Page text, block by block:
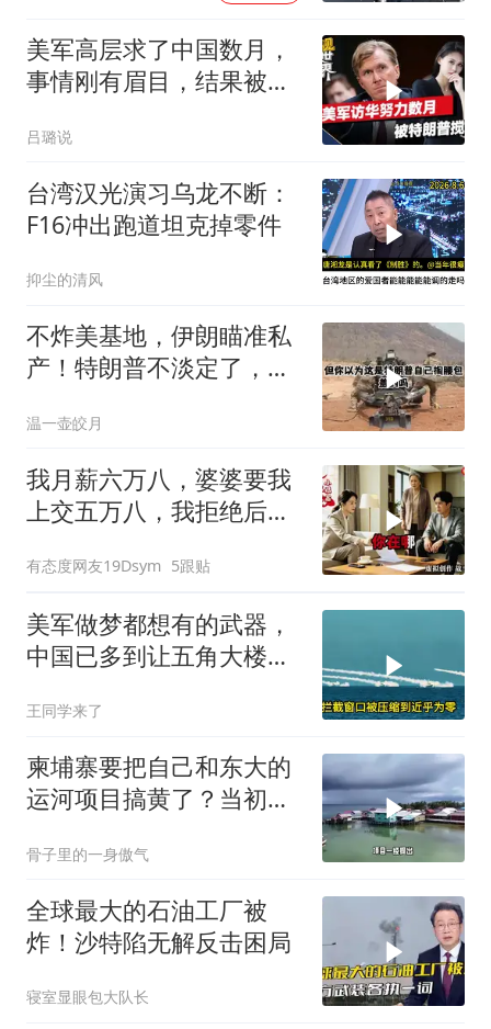
美军高层求了中国数月，
事情刚有眉目，结果被特
吕璐说
台湾汉光演习乌龙不断：
F16冲出跑道坦克掉零件
抑尘的清风
不炸美基地，伊朗瞄准私
产！特朗普不淡定了，被
温一壶皎月
我月薪六万八，婆婆要我
上交五万八，我拒绝后她
离婚
有态度网友19Dsym 5跟贴
美军做梦都想有的武器，
中国已多到让五角大楼头
王同学来了
柬埔寨要把自己和东大的
运河项目搞黄了？当初可
骨子里的一身傲气
全球最大的石油工厂被
炸！沙特陷无解反击困局
寝室显眼包大队长